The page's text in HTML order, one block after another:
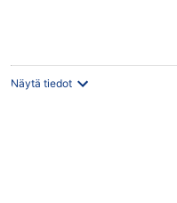
Näytä tiedot